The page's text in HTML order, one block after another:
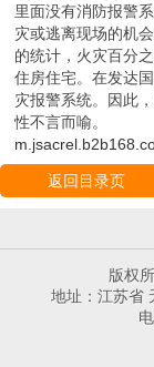
里面没有消防报警
灾或逃离现场的机
的统计，火灾百分
住房住宅。在发达
灾报警系统。因此
性不言而喻。
返回目录页
版权
地址：江苏省